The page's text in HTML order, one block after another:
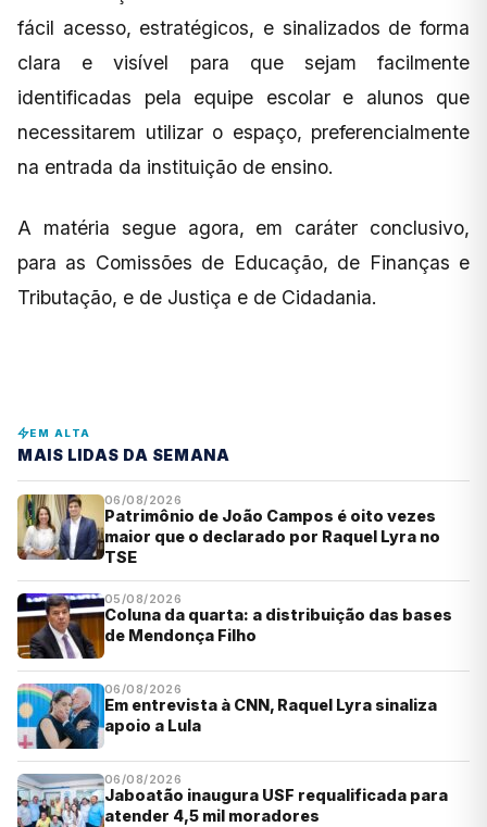
fácil acesso, estratégicos, e sinalizados de forma
clara e visível para que sejam facilmente
identificadas pela equipe escolar e alunos que
necessitarem utilizar o espaço, preferencialmente
na entrada da instituição de ensino.
A matéria segue agora, em caráter conclusivo,
para as Comissões de Educação, de Finanças e
Tributação, e de Justiça e de Cidadania.
EM ALTA
MAIS LIDAS DA SEMANA
06/08/2026
Patrimônio de João Campos é oito vezes
maior que o declarado por Raquel Lyra no
TSE
05/08/2026
Coluna da quarta: a distribuição das bases
de Mendonça Filho
06/08/2026
Em entrevista à CNN, Raquel Lyra sinaliza
apoio a Lula
06/08/2026
Jaboatão inaugura USF requalificada para
atender 4,5 mil moradores